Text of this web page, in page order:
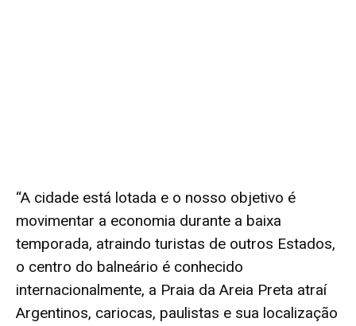
“A cidade está lotada e o nosso objetivo é
movimentar a economia durante a baixa
temporada, atraindo turistas de outros Estados,
o centro do balneário é conhecido
internacionalmente, a Praia da Areia Preta atraí
Argentinos, cariocas, paulistas e sua localização